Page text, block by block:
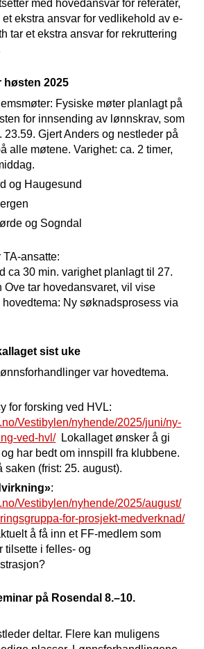
med hovedansvar for referater,
ekstra ansvar for vedlikehold av e-
tar et ekstra ansvar for rekruttering
høsten 2025
Fysiske møter planlagt på
for innsending av lønnskrav, som
23.59. Gjert Anders og nestleder på
alle møtene. Varighet: ca. 2 timer,
og Haugesund
og Sogndal
TA-ansatte:
ca 30 min. varighet planlagt til 27.
Ove tar hovedansvaret, vil vise
Ny søknadsprosess via
sist uke
var hovedtema.
for forsking ved HVL:
Vestibylen/nyhende/2025/juni/ny-
ved-hvl/Lokallaget ønsker å gi
har bedt om innspill fra klubbene.
saken (frist: 25. august).
:
Vestibylen/nyhende/2025/august/
for-prosjekt-medverknad/
å få inn et FF-medlem som
tilsette i felles- og
på Rosendal 8.–10.
deltar. Flere kan muligens